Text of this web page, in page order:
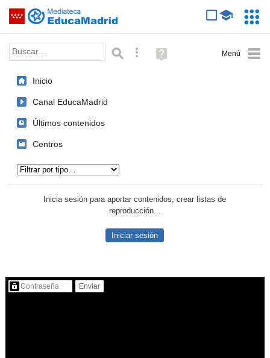
Saltar navegación
Palabra o frase: Búsqueda avanzada
Ayuda
(en
Inicio
Canal EducaMadrid
Últimos contenidos
Centros
Inicia sesión para aportar contenidos, crear listas de
reproducción...
Iniciar sesión
Contenido protegido…